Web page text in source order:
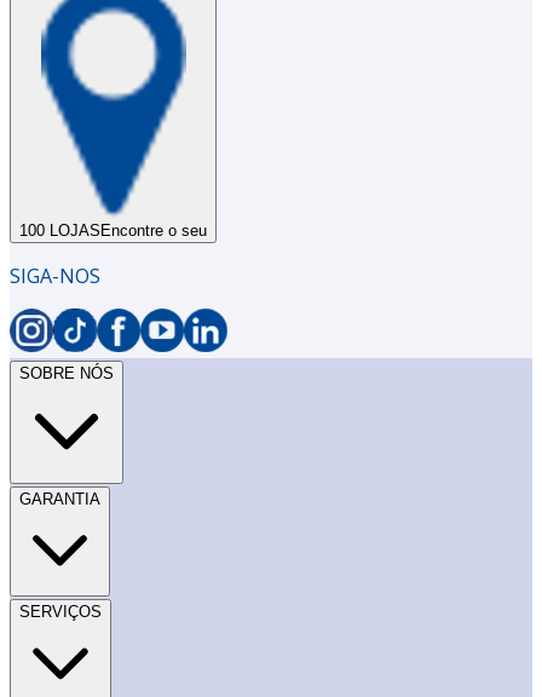
100 LOJASEncontre o seu
SIGA-NOS
SOBRE NÓS
GARANTIA
SERVIÇOS